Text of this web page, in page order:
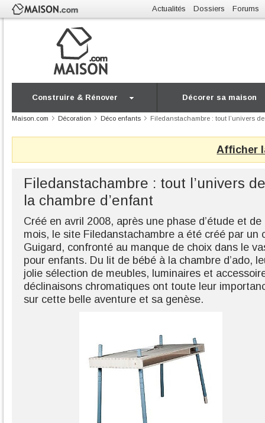
Actualités Dossiers Forums
Construire & Rénover Décorer sa maison
Maison.com Décoration Déco enfants Filedanstachambre : tout l’univers
Afficher
Filedanstachambre : tout l’univers de
la chambre d’enfant
Créé en avril 2008, après une phase d’étude et
mois, le site Filedanstachambre a été créé par un
Guigard, confronté au manque de choix dans le
pour enfants. Du lit de bébé à la chambre d’ado,
jolie sélection de meubles, luminaires et
déclinaisons chromatiques ont toute leur
sur cette belle aventure et sa genèse.